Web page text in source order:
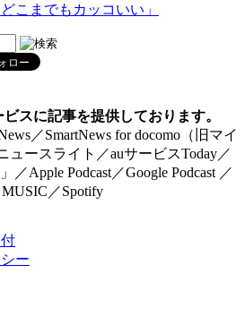
こまでもカッコいい」
スに記事を提供しております。
／SmartNews for docomo（旧マイ
ュースライト／auサービスToday／
／Apple Podcast／Google Podcast ／
MUSIC／Spotify
ー